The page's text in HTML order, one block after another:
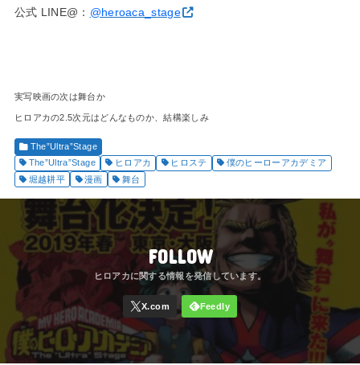
公式 LINE@： @heroaca_stage
実写映画の次は舞台か
ヒロアカの2.5次元はどんなものか、結構楽しみ
The”Ultra”Stage
The”Ultra”Stage
ヒロアカ ヒロステ
僕のヒーローアカデミア
堀越耕平
漫画 舞台
FOLLOW